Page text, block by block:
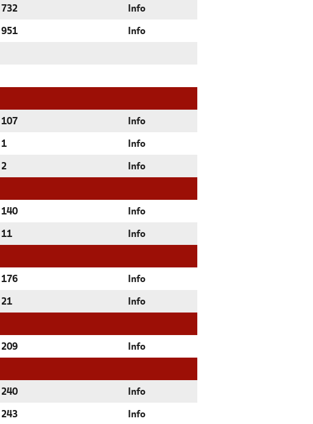
732 Info
951 Info
Info
1 Info
2 Info
140 Info
11 Info
176 Info
21 Info
209 Info
240 Info
243 Info